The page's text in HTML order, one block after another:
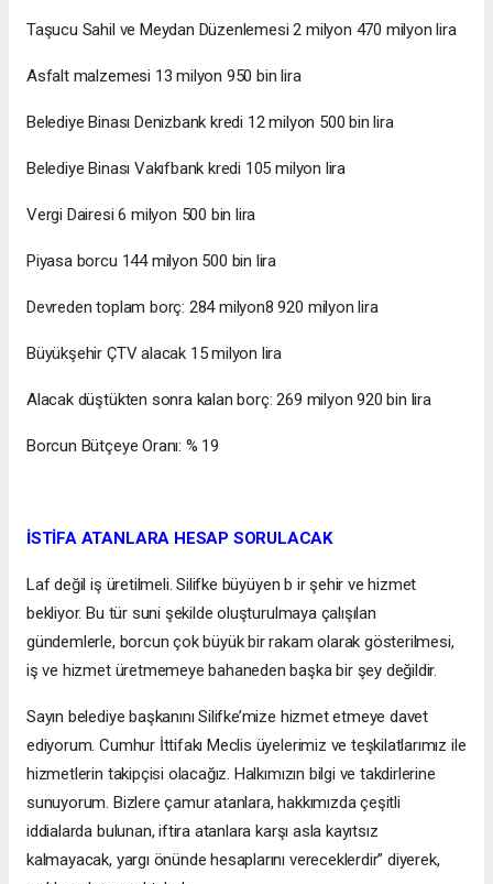
Taşucu Sahil ve Meydan Düzenlemesi 2 milyon 470 milyon lira
Asfalt malzemesi 13 milyon 950 bin lira
Belediye Binası Denizbank kredi 12 milyon 500 bin lira
Belediye Binası Vakıfbank kredi 105 milyon lira
Vergi Dairesi 6 milyon 500 bin lira
Piyasa borcu 144 milyon 500 bin lira
Devreden toplam borç: 284 milyon8 920 milyon lira
Büyükşehir ÇTV alacak 15 milyon lira
Alacak düştükten sonra kalan borç: 269 milyon 920 bin lira
Borcun Bütçeye Oranı: % 19
İSTİFA ATANLARA HESAP SORULACAK
Laf değil iş üretilmeli. Silifke büyüyen b ir şehir ve hizmet
bekliyor. Bu tür suni şekilde oluşturulmaya çalışılan
gündemlerle, borcun çok büyük bir rakam olarak gösterilmesi,
iş ve hizmet üretmemeye bahaneden başka bir şey değildir.
Sayın belediye başkanını Silifke’mize hizmet etmeye davet
ediyorum. Cumhur İttifakı Meclis üyelerimiz ve teşkilatlarımız ile
hizmetlerin takipçisi olacağız. Halkımızın bilgi ve takdirlerine
sunuyorum. Bizlere çamur atanlara, hakkımızda çeşitli
iddialarda bulunan, iftira atanlara karşı asla kayıtsız
kalmayacak, yargı önünde hesaplarını vereceklerdir” diyerek,